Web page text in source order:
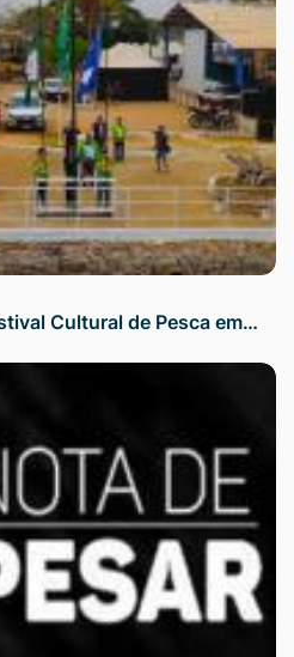
Cultural de Pesca em…